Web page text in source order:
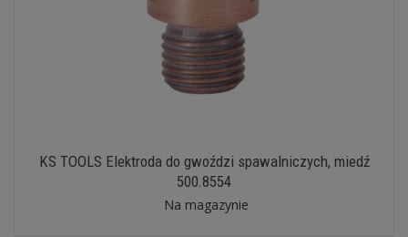
KS TOOLS Elektroda do gwoździ spawalniczych, miedź
500.8554
Na magazynie